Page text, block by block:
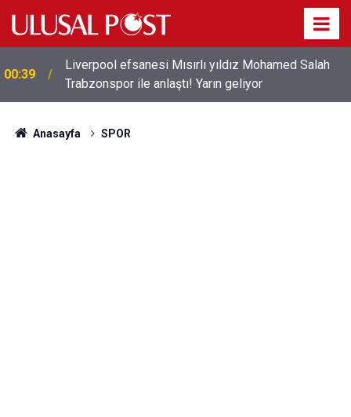
00:39
Liverpool efsanesi Mısırlı yıldız Mohamed Salah
Trabzonspor ile anlaştı! Yarın geliyor
Anasayfa SPOR